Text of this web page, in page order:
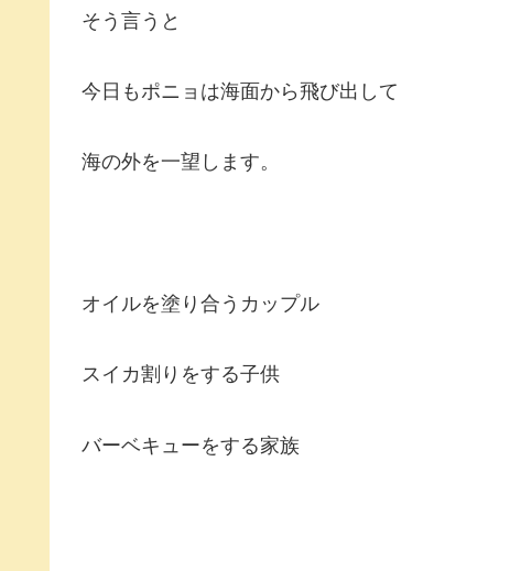
そう言うと
今日もポニョは海面から飛び出して
海の外を一望します。
オイルを塗り合うカップル
スイカ割りをする子供
バーベキューをする家族